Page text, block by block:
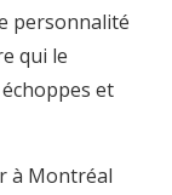
personnalité
qui le
et
à Montréal